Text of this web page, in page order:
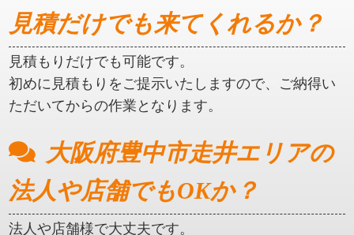
見積だけでも来てくれるか？
見積もりだけでも可能です。
初めに見積もりをご提示いたしますので、ご納得い
ただいてからの作業となります。
大阪府豊中市走井エリアの
法人や店舗でもOKか？
法人や店舗様で大丈夫です。